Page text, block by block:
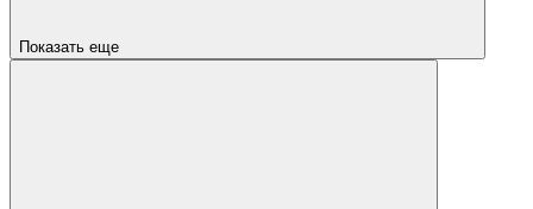
Показать еще